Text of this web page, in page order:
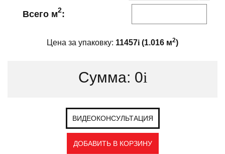
Всего м2:
Цена за упаковку: 11457i (1.016 м2)
Сумма: 0i
ВИДЕОКОНСУЛЬТАЦИЯ
ДОБАВИТЬ В КОРЗИНУ